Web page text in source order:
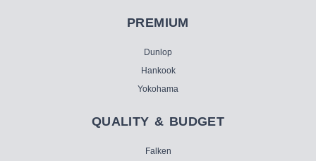
PREMIUM
Dunlop
Hankook
Yokohama
QUALITY & BUDGET
Falken